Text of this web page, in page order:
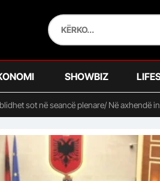
SHOWBIZ
sot në seancë plenare/ Në axhendë